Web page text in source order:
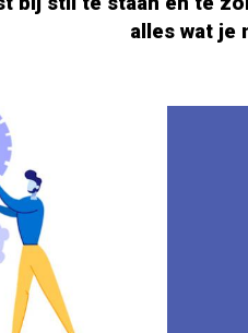
alles wat je